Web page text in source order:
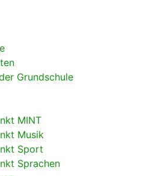
Grundschule
MINT
Musik
Sport
Sprachen